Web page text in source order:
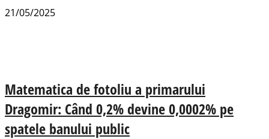
21/05/2025
Matematica de fotoliu a primarului
Dragomir: Când 0,2% devine 0,0002% pe
spatele banului public